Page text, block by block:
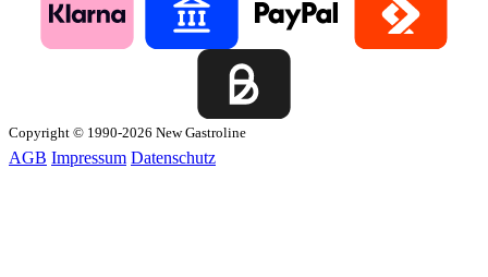
Copyright © 1990-2026 New Gastroline
AGB Impressum Datenschutz